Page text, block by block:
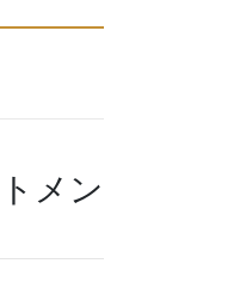
メン